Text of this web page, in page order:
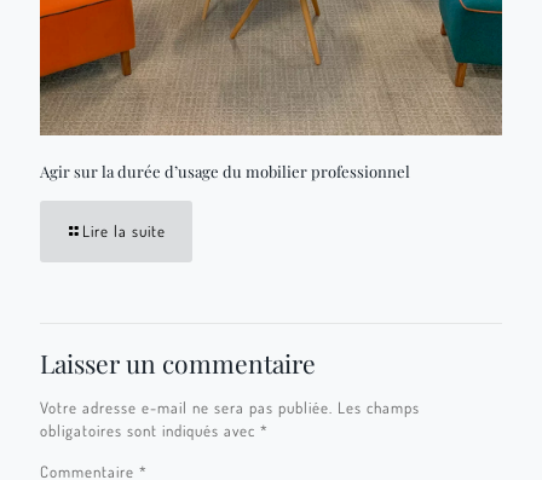
Agir sur la durée d’usage du mobilier professionnel
Lire la suite
Laisser un commentaire
Votre adresse e-mail ne sera pas publiée. Les champs
obligatoires sont indiqués avec *
Commentaire *